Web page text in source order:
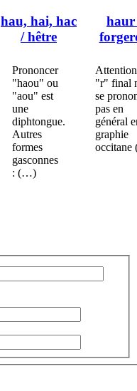
hau, hai, hac
/ hêtre
Prononcer
"haou" ou
"aou" est
une
diphtongue.
Autres
formes
gasconnes
: (…)
haur
"r" final
se
pas en
général
graphie